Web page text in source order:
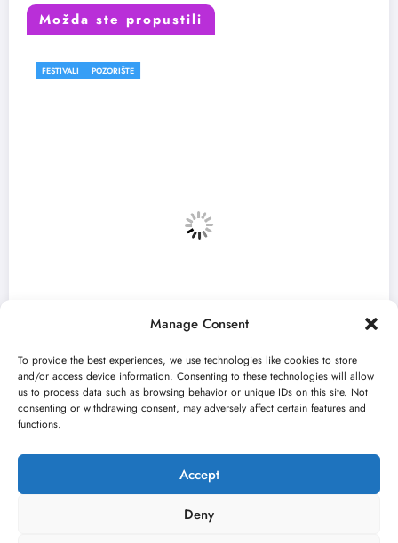
Manage Consent
To provide the best experiences, we use technologies like cookies to store
and/or access device information. Consenting to these technologies will allow
us to process data such as browsing behavior or unique IDs on this site. Not
consenting or withdrawing consent, may adversely affect certain features and
functions.
Accept
Deny
Možda ste propustili
u
„Najveći mali festival u Vojvodini“
jun 23, 2026